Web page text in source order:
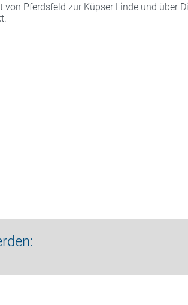
von Pferdsfeld zur Küpser Linde und über